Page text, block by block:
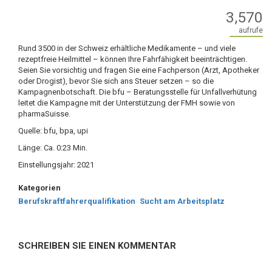
3,570
aufrufe
Rund 3500 in der Schweiz erhältliche Medikamente – und viele
rezeptfreie Heilmittel – können Ihre Fahrfähigkeit beeinträchtigen.
Seien Sie vorsichtig und fragen Sie eine Fachperson (Arzt, Apotheker
oder Drogist), bevor Sie sich ans Steuer setzen – so die
Kampagnenbotschaft. Die bfu – Beratungsstelle für Unfallverhütung
leitet die Kampagne mit der Unterstützung der FMH sowie von
pharmaSuisse.
Quelle: bfu, bpa, upi
Länge: Ca. 0:23 Min.
Einstellungsjahr: 2021
Kategorien
Berufskraftfahrerqualifikation Sucht am Arbeitsplatz
SCHREIBEN SIE EINEN KOMMENTAR